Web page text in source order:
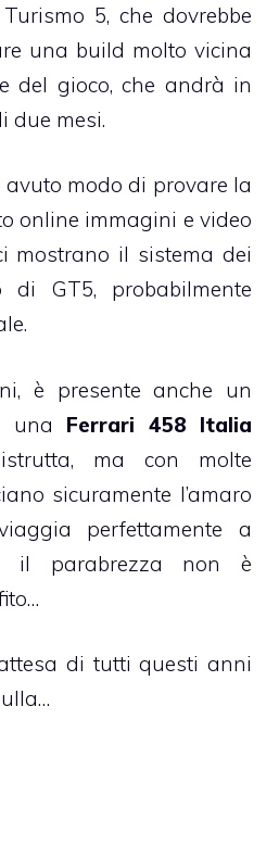
5, che dovrebbe
una build molto vicina
del gioco, che andrà in
due mesi.
modo di provare la
online immagini e video
mostrano il sistema dei
GT5, probabilmente
è presente anche un
una Ferrari 458 Italia
ma con molte
sicuramente l’amaro
perfettamente a
il parabrezza non è
di tutti questi anni